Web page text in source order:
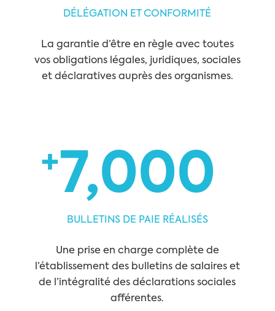
DÉLÉGATION ET CONFORMITÉ
La garantie d’être en règle avec toutes
vos obligations légales, juridiques, sociales
et déclaratives auprès des organismes.
+7,000
BULLETINS DE PAIE RÉALISÉS
Une prise en charge complète de
l’établissement des bulletins de salaires et
de l’intégralité des déclarations sociales
afférentes.